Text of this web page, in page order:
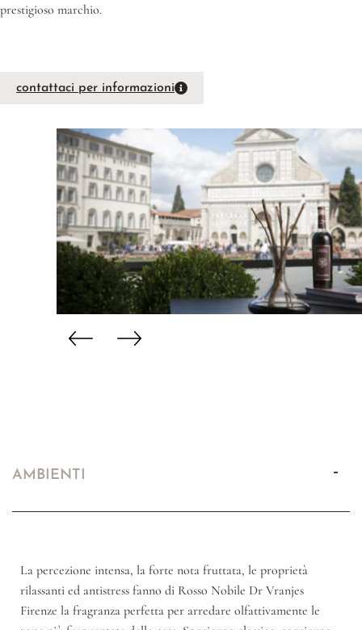
prestigioso marchio.
contattaci per informazioni
AMBIENTI
La percezione intensa, la forte nota fruttata, le proprietà
rilassanti ed antistress fanno di Rosso Nobile Dr Vranjes
Firenze la fragranza perfetta per arredare olfattivamente le